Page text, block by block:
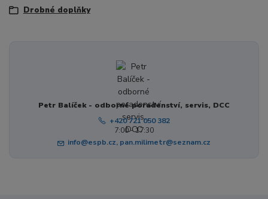
Drobné doplňky
Petr Balíček - odborné poradenství, servis, DCC
+420 721 050 382
7:00 - 17:30
info@espb.cz, pan.milimetr@seznam.cz